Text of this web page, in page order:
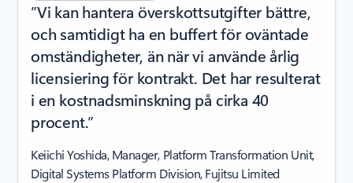
”Vi kan hantera överskottsutgifter bättre,
och samtidigt ha en buffert för oväntade
omständigheter, än när vi använde årlig
licensiering för kontrakt. Det har resulterat
i en kostnadsminskning på cirka 40
procent.”
Keiichi Yoshida, Manager, Platform Transformation Unit,
Digital Systems Platform Division, Fujitsu Limited